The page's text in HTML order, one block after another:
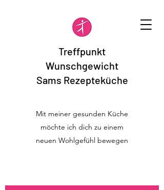
Treffpunkt
Wunschgewicht
Sams Rezepteküche
Mit meiner gesunden Küche
möchte ich dich zu einem
neuen Wohlgefühl bewegen